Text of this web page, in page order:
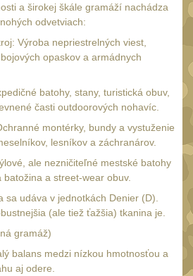
5
a širokej škále gramáží nachádza
odvetviach:
Výroba nepriestrelných viest,
opaskov a armádnych
batohy, stany, turistická obuv,
časti outdoorových nohavíc.
montérky, bundy a vystuženie
lesníkov a záchranárov.
ale nezničiteľné mestské batohy
a street-wear obuv.
sa udáva v jednotkách Denier (D).
(ale tiež ťažšia) tkanina je.
gramáž)
balans medzi nízkou hmotnosťou a
aj odere.